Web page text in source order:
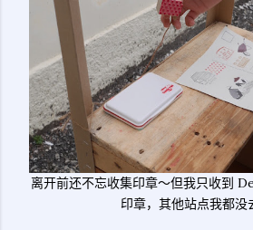
离开前还不忘收集印章～但我只收到
印章，其他站点我都没